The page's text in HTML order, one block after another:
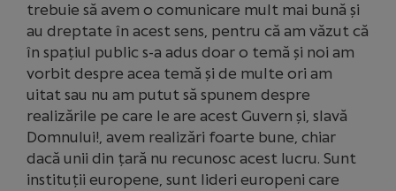
trebuie să avem o comunicare mult mai bună și
au dreptate în acest sens, pentru că am văzut că
în spațiul public s-a adus doar o temă și noi am
vorbit despre acea temă și de multe ori am
uitat sau nu am putut să spunem despre
realizările pe care le are acest Guvern și, slavă
Domnului!, avem realizări foarte bune, chiar
dacă unii din țară nu recunosc acest lucru. Sunt
instituții europene, sunt lideri europeni care